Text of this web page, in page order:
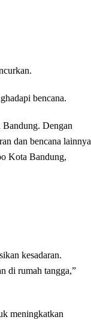
bencana.
Bandung. Dengan
dan bencana lainnya
Kota Bandung,
kesadaran.
di rumah tangga,”
meningkatkan